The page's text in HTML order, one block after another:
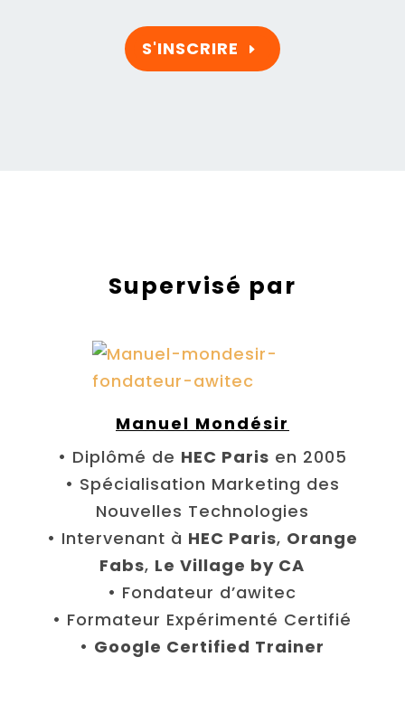
S'INSCRIRE
Supervisé par
Manuel Mondésir
• Diplômé de HEC Paris en 2005
• Spécialisation Marketing des
Nouvelles Technologies
• Intervenant à HEC Paris, Orange
Fabs, Le Village by CA
• Fondateur d’awitec
• Formateur Expérimenté Certifié
• Google Certified Trainer